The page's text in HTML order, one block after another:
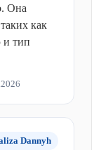
Она
как
и тип
Dannyh